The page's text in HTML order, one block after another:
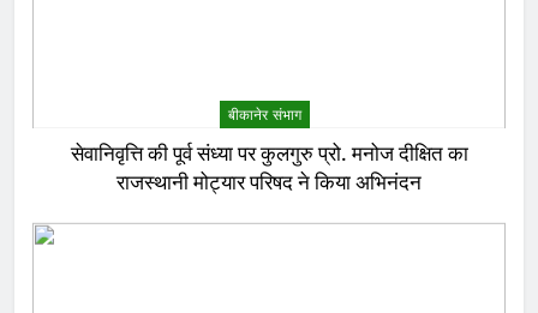
बीकानेर संभाग
सेवानिवृत्ति की पूर्व संध्या पर कुलगुरु प्रो. मनोज दीक्षित का
राजस्थानी मोट्यार परिषद ने किया अभिनंदन